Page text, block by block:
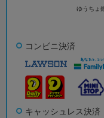
ゆうちょ
コンビニ決済
キャッシュレス決済